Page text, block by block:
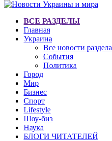
ВСЕ РАЗДЕЛЫ
Главная
Украина
Все новости раздела
События
Политика
Город
Мир
Бизнес
Спорт
Lifestyle
Шоу-биз
Наука
БЛОГИ ЧИТАТЕЛЕЙ